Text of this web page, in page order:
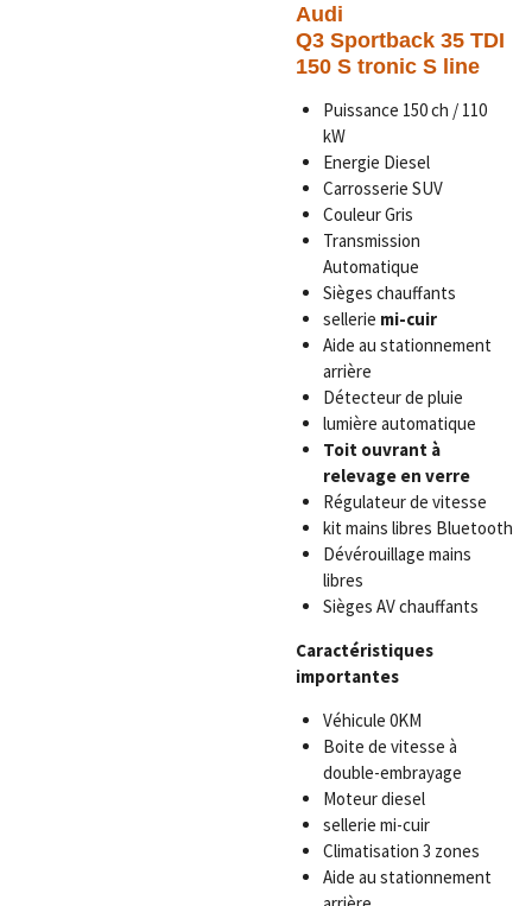
Audi
Q3 Sportback 35 TDI
150 S tronic S line
Puissance 150 ch / 110
kW
Energie Diesel
Carrosserie SUV
Couleur Gris
Transmission
Automatique
Sièges chauffants
sellerie mi-cuir
Aide au stationnement
arrière
Détecteur de pluie
lumière automatique
Toit ouvrant à
relevage en verre
Régulateur de vitesse
kit mains libres Bluetooth
Dévérouillage mains
libres
Sièges AV chauffants
Caractéristiques
importantes
Véhicule 0KM
Boite de vitesse à
double-embrayage
Moteur diesel
sellerie mi-cuir
Climatisation 3 zones
Aide au stationnement